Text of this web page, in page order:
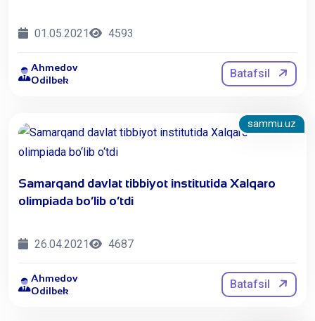
01.05.2021 4593
Ahmedov
Odilbek
Batafsil
sammu.uz
Samarqand davlat tibbiyot institutida Xalqaro
olimpiada bo‘lib o‘tdi
26.04.2021 4687
Ahmedov
Odilbek
Batafsil